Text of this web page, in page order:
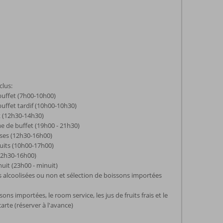
(7h00-10h00)
tardif (10h00-10h30)
14h30)
de buffet (19h00 - 21h30)
(12h30-16h00)
(10h00-17h00)
16h00)
(23h00 - minuit)
alcoolisées ou non et sélection de boissons importées
importées, le room service, les jus de fruits frais et le
(réserver à l'avance)